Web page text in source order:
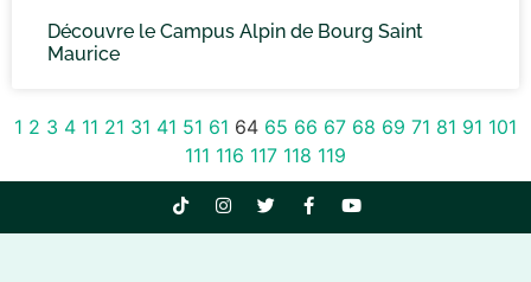
Découvre le Campus Alpin de Bourg Saint
Maurice
1 2 3 4 11 21 31 41 51 61 64 65 66 67 68 69 71 81 91 101
111 116 117 118 119